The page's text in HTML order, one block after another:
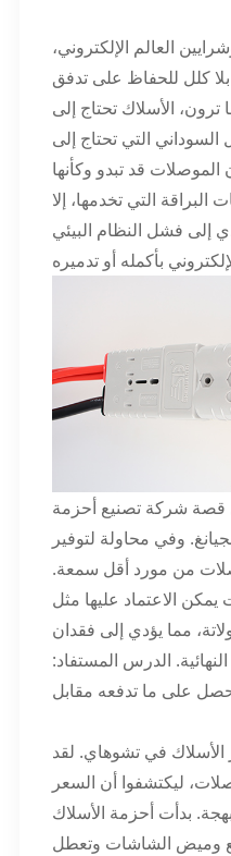
العالم الإلكتروني،
كلل للحفاظ على تدفق
الأسلاك تحتاج إلى
التي تحتاج إلى
قد تبدو وكأنها
التي تخدمها، إلا
إلى فشل النظام البيئي
قصة شركة تصنيع أحزمة
وفي محاولة لتوفير
من مورد أقل سمعة.
الاعتماد عليها مثل
مما يؤدي إلى فقدان
الدرس المستفاد:
في تشوهاي. لقد
ليكتشفوا أن السعر
بدأت أحزمة الأسلاك
وميض الشاشات وتعطل